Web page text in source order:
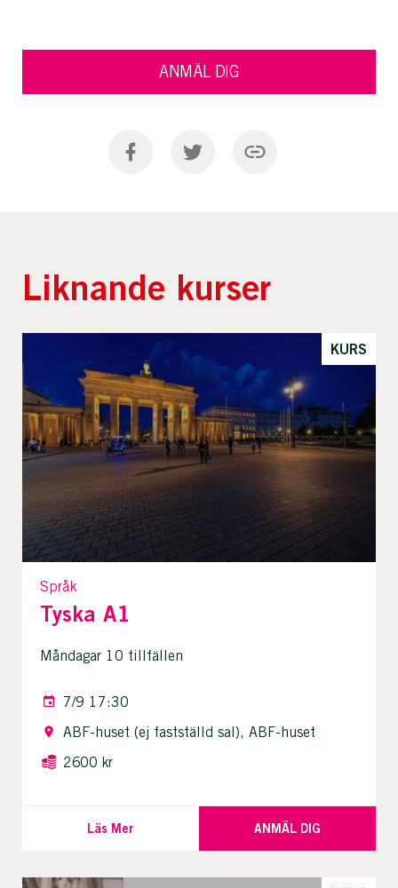
ANMÄL DIG
Liknande kurser
KURS
Språk
Tyska A1
Måndagar 10 tillfällen
7/9 17:30
ABF-huset (ej fastställd sal), ABF-huset
2600 kr
Läs Mer ANMÄL DIG